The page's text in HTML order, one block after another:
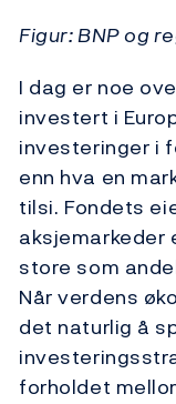
Figur: BNP og
I dag er noe
investert i
investeringer i
enn hva en
tilsi. Fondets
aksjemarkeder
store som
Når verdens
det naturlig å
forholdet